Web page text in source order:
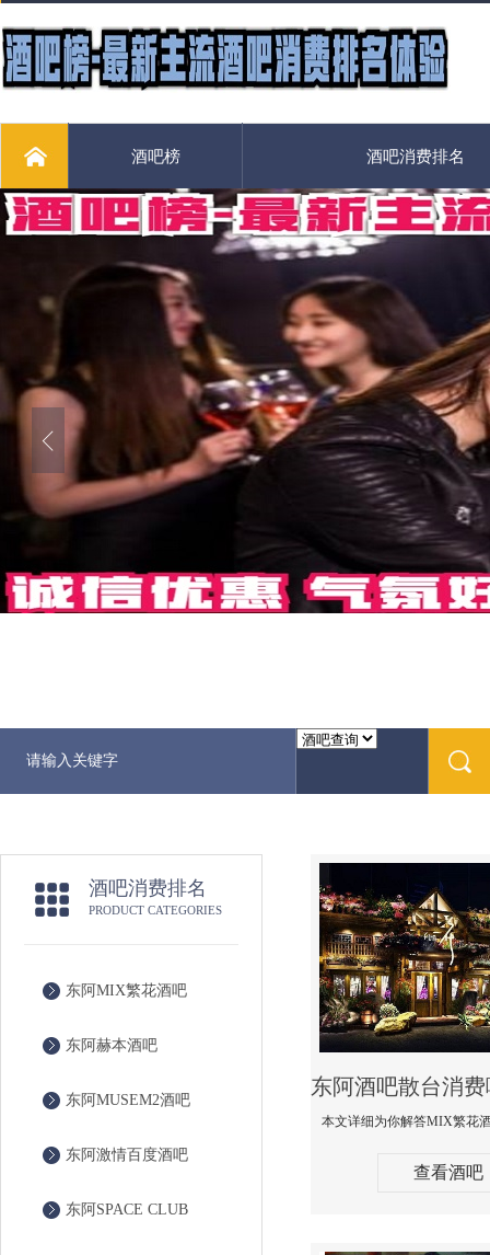
酒吧榜 酒吧消费排名
酒吧消费排名
PRODUCT CATEGORIES
东阿MIX繁花酒吧
东阿赫本酒吧
东阿MUSEM2酒吧
东阿激情百度酒吧
东阿SPACE CLUB
查看酒吧